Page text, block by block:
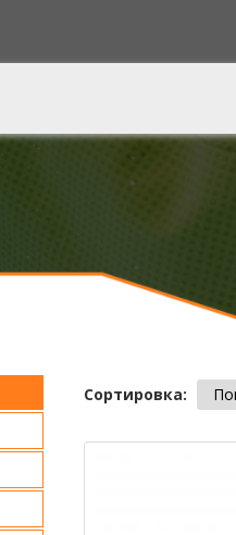
Сортировка: